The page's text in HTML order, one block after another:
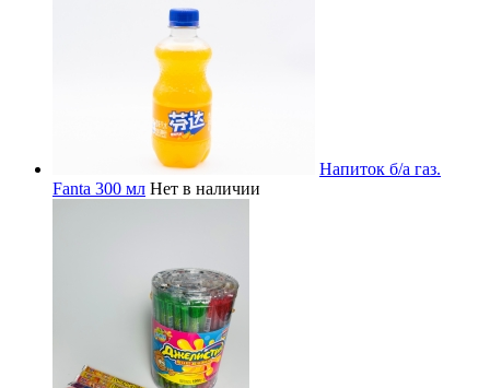
Напиток б/а газ.
Fanta 300 мл Нет в наличии